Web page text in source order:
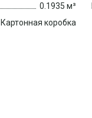
0.1935 м³
Картонная коробка